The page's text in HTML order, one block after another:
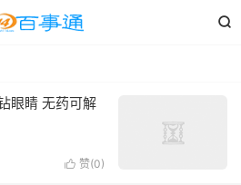

眼睛 无药可解
 赞(0)